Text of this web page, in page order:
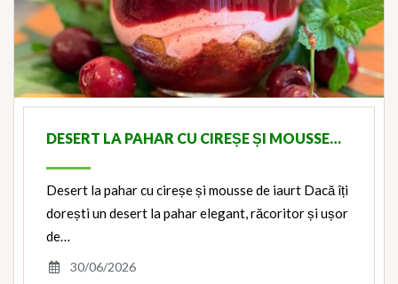
DESERT LA PAHAR CU CIREȘE ȘI MOUSSE…
Desert la pahar cu cireșe și mousse de iaurt Dacă îți
dorești un desert la pahar elegant, răcoritor și ușor
de…
30/06/2026